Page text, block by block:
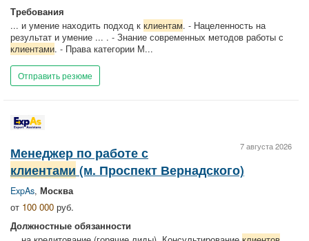
Требования
... и умение находить подход к клиентам. - Нацеленность на
результат и умение ... . - Знание современных методов работы с
клиентами. - Права категории М...
Отправить резюме
7 августа 2026
Менеджер по работе с
клиентами (м. Проспект Вернадского)
ExpAs, Москва
от 100 000 руб.
Должностные обязанности